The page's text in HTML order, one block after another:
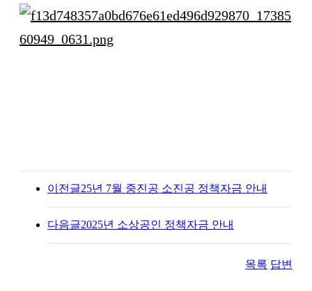
이전글25년 7월 중진공 소진공 정책자금 안내
다음글2025년 소상공인 정책자금 안내
목록 답변